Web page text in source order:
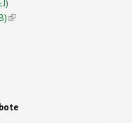
(link is external)